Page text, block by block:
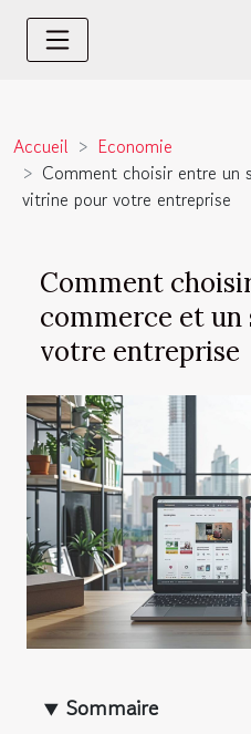
Accueil
Economie
Comment choisir entre
vitrine pour votre entreprise
Comment
commerce et
votre entreprise
Sommaire